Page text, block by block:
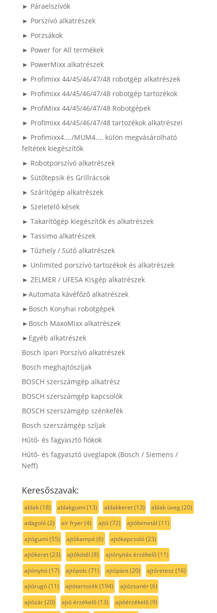
► Páraelszívók
► Porszívó alkatrészek
► Porzsákok
► Power for All termékek
► PowerMixx alkatrészek
► Profimixx 44/45/46/47/48 robotgép alkatrészek
► Profimixx 44/45/46/47/48 robotgép tartozékok
► ProfiMixx 44/45/46/47/48 Robotgépek
► Profimixx 44/45/46/47/48 tartozékok alkatrészei
► Profimixx4..../MUM4.... külön megvásárolható
feltétek kiegészítők
► Robotporszívó alkatrészek
► Sütőtepsik és Grillrácsok
► Szárítógép alkatrészek
► Szeletelő kések
► Takarítógép kiegészítők és alkatrészek
► Tassimo alkatrészek
► Tűzhely / Sütő alkatrészek
► Unlimited porszívó tartozékok és alkatrészek
► ZELMER / UFESA Kisgép alkatrészek
►Automata kávéfőző alkatrészek
►Bosch Konyhai robotgépek
►Bosch MaxoMixx alkatrészek
►Egyéb alkatrészek
Bosch Ipari Porszívó alkatrészek
Bosch meghajtószíjak
BOSCH szerszámgép alkatrész
BOSCH szerszámgép kapcsolók
BOSCH szerszámgép szénkefék
Bosch szerszámgép szíjak
Hűtő- és fagyasztó fiókok
Hűtő- és fagyasztó üveglapok (Bosch / Siemens /
Neff)
Keresőszavak:
ablak(18) ablakgumi (13) ablakkeret(13) ablak üveg(20)
adagoló(2) air fryer(4) ajtó(72) ajtóbimetál (11)
ajtógumi (55) ajtókampó(6) ajtókapcsoló(23)
ajtókeret(23) ajtókötél (8) ajtónyitás érzékelő(11)
ajtónyitó(17) ajtópolc(71) ajtópánt(20) ajtóretesz (16)
ajtórugó(11) ajtótartozék(194) ajtózsanér(6)
ajtózár(20) ajtó érzékelő(13) ajtóérzékelő(9)